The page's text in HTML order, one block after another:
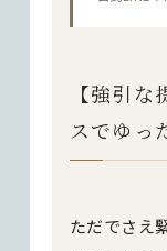
【強引
スでゆっ
ただでさえ